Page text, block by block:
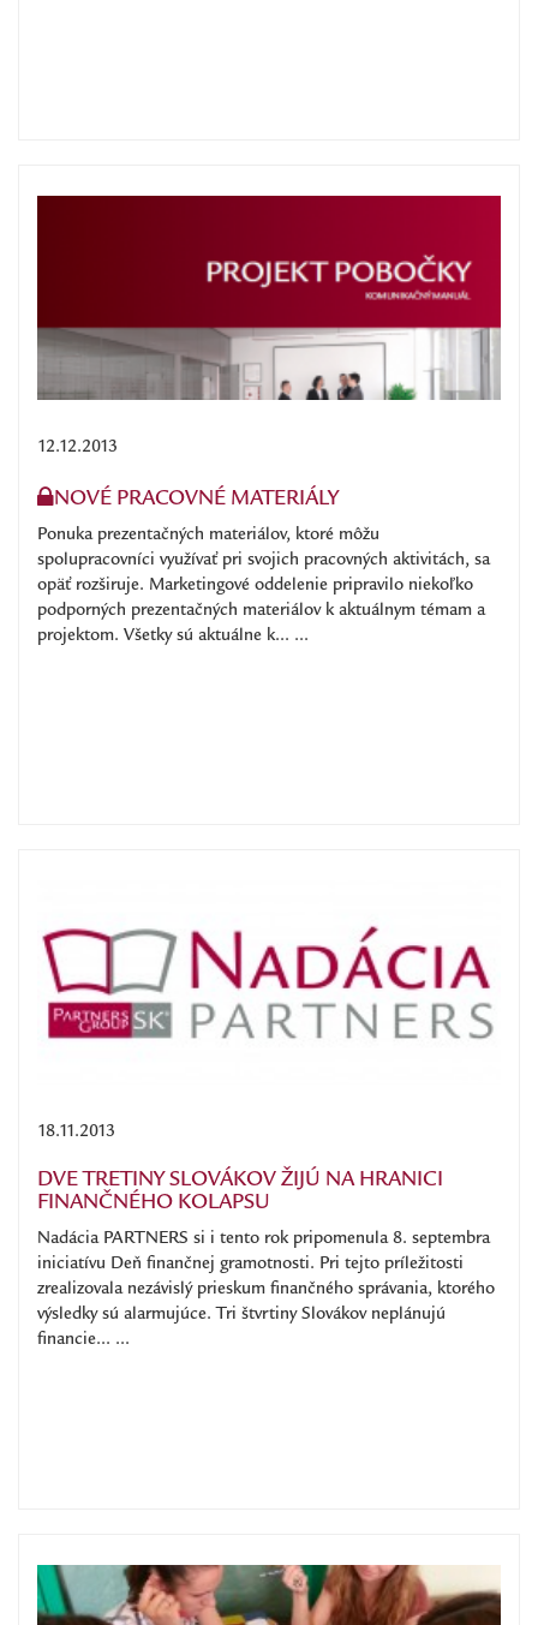
12.12.2013
NOVÉ PRACOVNÉ MATERIÁLY
Ponuka prezentačných materiálov, ktoré môžu
spolupracovníci využívať pri svojich pracovných aktivitách, sa
opäť rozširuje. Marketingové oddelenie pripravilo niekoľko
podporných prezentačných materiálov k aktuálnym témam a
projektom. Všetky sú aktuálne k... ...
18.11.2013
DVE TRETINY SLOVÁKOV ŽIJÚ NA HRANICI
FINANČNÉHO KOLAPSU
Nadácia PARTNERS si i tento rok pripomenula 8. septembra
iniciatívu Deň finančnej gramotnosti. Pri tejto príležitosti
zrealizovala nezávislý prieskum finančného správania, ktorého
výsledky sú alarmujúce. Tri štvrtiny Slovákov neplánujú
financie... ...